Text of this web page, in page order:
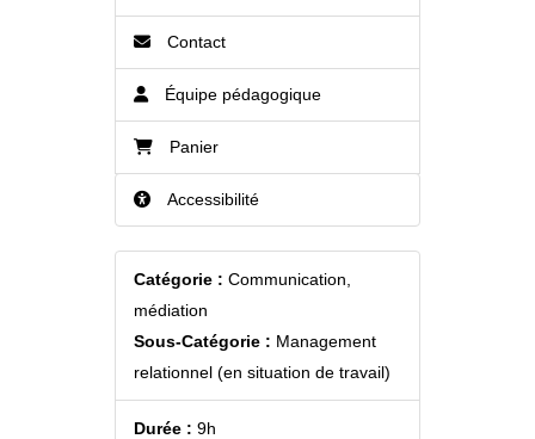
Contact
Équipe pédagogique
Panier
Accessibilité
Catégorie : Communication,
médiation
Sous-Catégorie : Management
relationnel (en situation de travail)
Durée : 9h